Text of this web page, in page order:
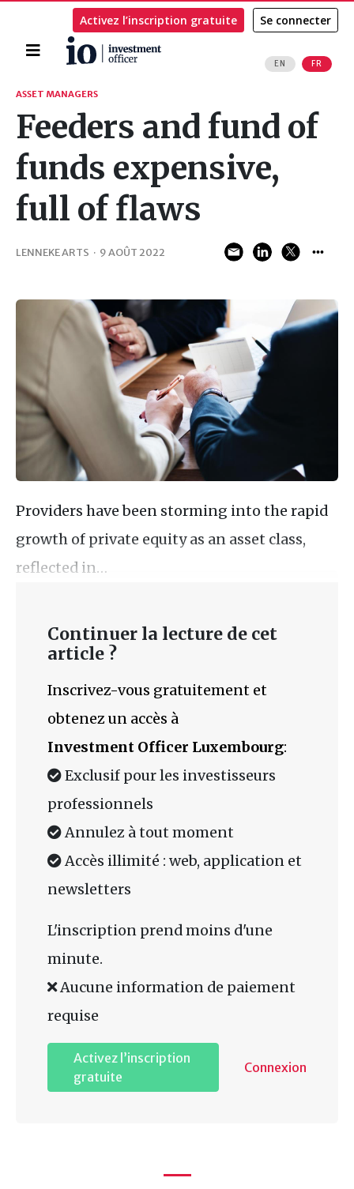
Accueil
EN FR
Activez l’inscription gratuite Se connecter
Rechercher
ASSET MANAGERS
Feeders and fund of
funds expensive,
full of flaws
LENNEKE ARTS · 9 AOÛT 2022
Providers have been storming into the rapid
growth of private equity as an asset class,
reflected in…
Continuer la lecture de cet
article ?
Inscrivez-vous gratuitement et
obtenez un accès à
Investment Officer Luxembourg:
Exclusif pour les investisseurs
professionnels
Annulez à tout moment
Accès illimité : web, application et
newsletters
L'inscription prend moins d'une
minute.
Aucune information de paiement
requise
Activez l’inscription
gratuite
Connexion